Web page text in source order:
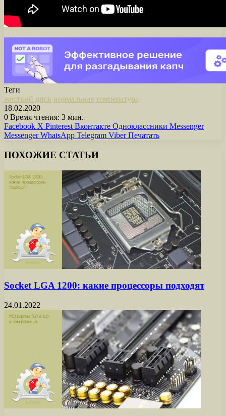
Теги
жесткий диск нормальная температура
18.02.2020
0 Время чтения: 3 мин.
Facebook X Pinterest Вконтакте Одноклассники Messenger
Messenger WhatsApp Telegram Viber Печатать
ПОХОЖИЕ СТАТЬИ
Socket LGA 1200: какие процессоры подходят
24.01.2022